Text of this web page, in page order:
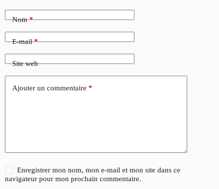
Nom*
E-mail*
Site web
Ajouter un commentaire *
Enregistrer mon nom, mon e-mail et mon site dans ce
navigateur pour mon prochain commentaire.